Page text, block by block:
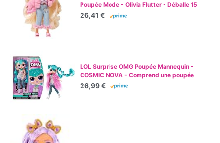
Poupée Mode - Olivia Flutter - Déballe 15
Surprises et des Accessoires Fabuleux -
26,41 €
LOL Surprise OMG Poupée Mannequin -
COSMIC NOVA - Comprend une poupée
mannequin, plusieurs surprises et de
26,99 €